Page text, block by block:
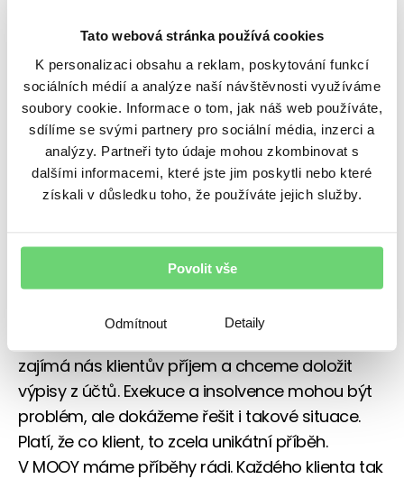
Detaily
Tato webová stránka používá cookies
K personalizaci obsahu a reklam, poskytování funkcí
sociálních médií a analýze naší návštěvnosti využíváme
soubory cookie. Informace o tom, jak náš web používáte,
sdílíme se svými partnery pro sociální média, inzerci a
analýzy. Partneři tyto údaje mohou zkombinovat s
dalšími informacemi, které jste jim poskytli nebo které
získali v důsledku toho, že používáte jejich služby.
Povolit vše
Odmítnout
Zakládáme si na jednoduchosti. Žádné zkoušky,
Máte klienta? Jednoduše se nám ozvěte třeba
nainfo@mooy.cz. Míra vašeho dalšího zapojení
závisí čistě na vás.
Jak probíhá schvalování jednotlivých
případů?
samozřejmě hodnocení rizika nepouštíme
z rukou. Zajímá nás tedy vždy kreditní historie
klienta a chceme tedy vidět registry.
zajímá nás klientův příjem a chceme doložit
výpisy z účtů. Exekuce a insolvence mohou být
problém, ale dokážeme řešit i takové situace.
Platí, že co klient, to zcela unikátní příběh.
V MOOY máme příběhy rádi. Každého klienta tak